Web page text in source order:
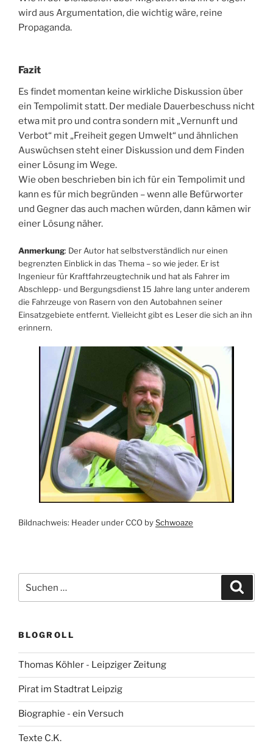
wird aus Argumentation, die wichtig wäre, reine
Propaganda.
Fazit
Es findet momentan keine wirkliche Diskussion über
ein Tempolimit statt. Der mediale Dauerbeschuss nicht
etwa mit pro und contra sondern mit „Vernunft und
Verbot“ mit „Freiheit gegen Umwelt“ und ähnlichen
Auswüchsen steht einer Diskussion und dem Finden
einer Lösung im Wege.
Wie oben beschrieben bin ich für ein Tempolimit und
kann es für mich begründen – wenn alle Befürworter
und Gegner das auch machen würden, dann kämen wir
einer Lösung näher.
Anmerkung: Der Autor hat selbstverständlich nur einen
begrenzten Einblick in das Thema – so wie jeder. Er ist
Ingenieur für Kraftfahrzeugtechnik und hat als Fahrer im
Abschlepp- und Bergungsdienst 15 Jahre lang unter anderem
die Fahrzeuge von Rasern von den Autobahnen seiner
Einsatzgebiete entfernt. Vielleicht gibt es Leser die sich an ihn
erinnern.
Bildnachweis: Header under CCO bySchwoaze
nach:
BLOGROLL
Thomas Köhler - Leipziger Zeitung
Pirat im Stadtrat Leipzig
Biographie - ein Versuch
Texte C.K.